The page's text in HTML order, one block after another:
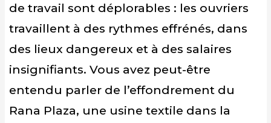
de travail sont déplorables : les ouvriers
travaillent à des rythmes effrénés, dans
des lieux dangereux et à des salaires
insignifiants. Vous avez peut-être
entendu parler de l’effondrement du
Rana Plaza, une usine textile dans la